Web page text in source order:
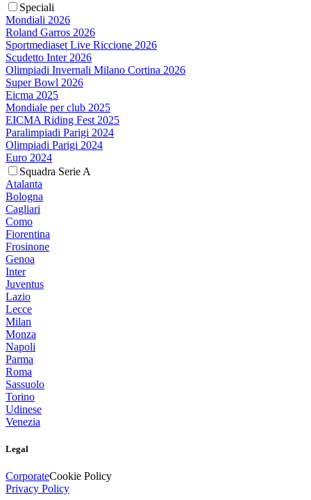
Speciali
Mondiali 2026
Roland Garros 2026
Sportmediaset Live Riccione 2026
Scudetto Inter 2026
Olimpiadi Invernali Milano Cortina 2026
Super Bowl 2026
Eicma 2025
Mondiale per club 2025
EICMA Riding Fest 2025
Paralimpiadi Parigi 2024
Olimpiadi Parigi 2024
Euro 2024
Squadra Serie A
Atalanta
Bologna
Cagliari
Como
Fiorentina
Frosinone
Genoa
Inter
Juventus
Lazio
Lecce
Milan
Monza
Napoli
Parma
Roma
Sassuolo
Torino
Udinese
Venezia
Legal
CorporateCookie Policy
Privacy Policy